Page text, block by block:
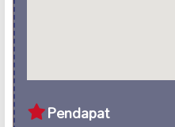
Pendapat